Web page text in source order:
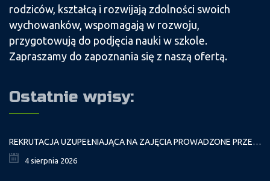
rodziców, kształcą i rozwijają zdolności swoich
wychowanków, wspomagają w rozwoju,
przygotowują do podjęcia nauki w szkole.
Zapraszamy do zapoznania się z naszą ofertą.
Ostatnie wpisy:
REKRUTACJA UZUPEŁNIAJĄCA NA ZAJĘCIA PROWADZONE PRZEZ PAŁAC MŁODZIEŻY W ROKU SZKOLNYM 2026/2027
4 sierpnia 2026